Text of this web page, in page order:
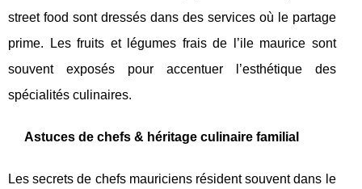
street food sont dressés dans des services où le partage
prime. Les fruits et légumes frais de l’ile maurice sont
souvent exposés pour accentuer l’esthétique des
spécialités culinaires.
Astuces de chefs & héritage culinaire familial
Les secrets de chefs mauriciens résident souvent dans le